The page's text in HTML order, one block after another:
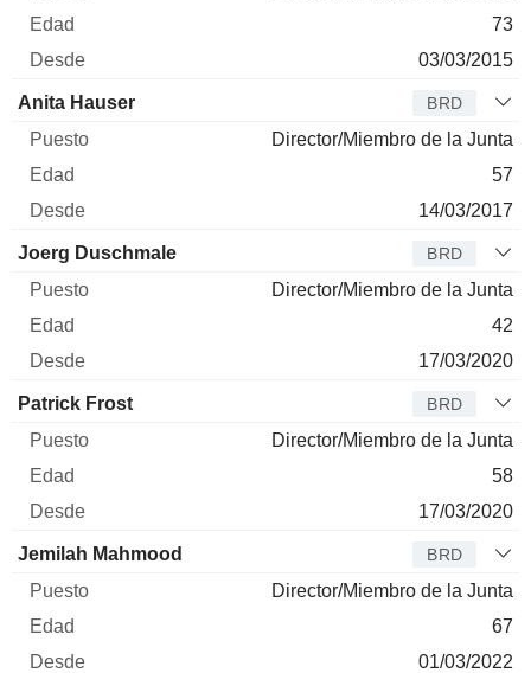
73
03/03/2015
Anita Hauser BRD
Director/Miembro de la Junta
57
14/03/2017
Joerg Duschmale BRD
Director/Miembro de la Junta
42
17/03/2020
Patrick Frost BRD
Director/Miembro de la Junta
58
17/03/2020
Jemilah Mahmood BRD
Director/Miembro de la Junta
67
01/03/2022